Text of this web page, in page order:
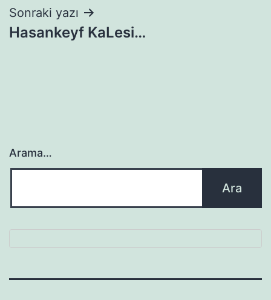
Sonraki yazı
Hasankeyf KaLesi…
Arama…